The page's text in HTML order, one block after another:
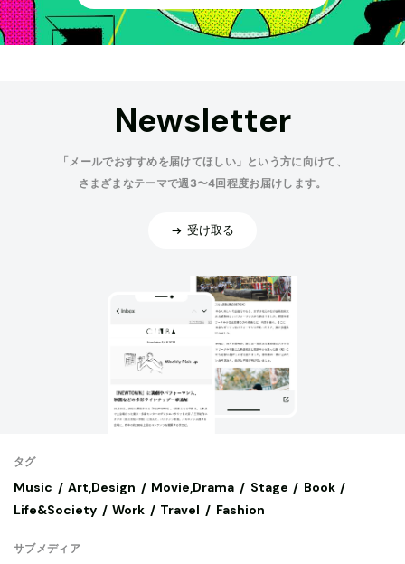
Newsletter
「メールでおすすめを届けてほしい」という方に向けて、
さまざまなテーマで週3〜4回程度お届けします。
受け取る
タグ
Music Art,Design Movie,Drama Stage
Book
Life&Society
Work Travel Fashion
サブメディア